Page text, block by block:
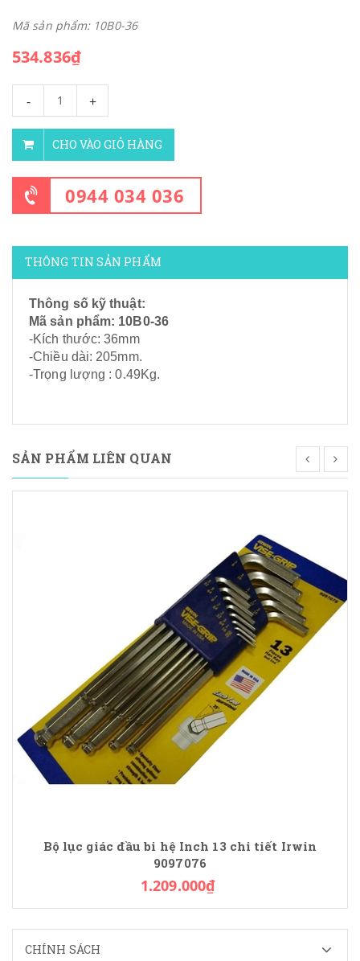
Mã sản phẩm: 10B0-36
534.836₫
- +
CHO VÀO GIỎ HÀNG
0944 034 036
THÔNG TIN SẢN PHẨM
Thông số kỹ thuật:
Mã sản phẩm: 10B0-36
-Kích thước: 36mm
-Chiều dài: 205mm.
-Trọng lượng : 0.49Kg.
SẢN PHẨM LIÊN QUAN
Bộ lục giác đầu bi hệ Inch 13 chi tiết Irwin
9097076
1.209.000₫
CHÍNH SÁCH